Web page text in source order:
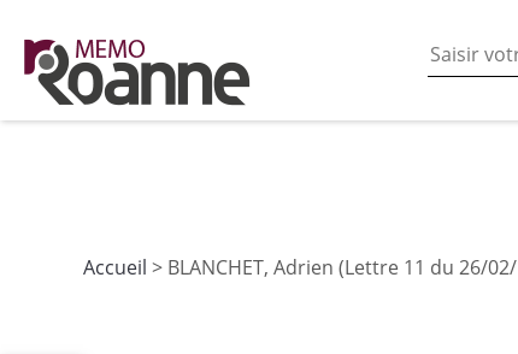
En poursuivant votre navigation sur ce site vous
les fonctionnalités de partages de contenu sur les
Accueil > BLANCHET, Adrien (Lettre 11 du 26/